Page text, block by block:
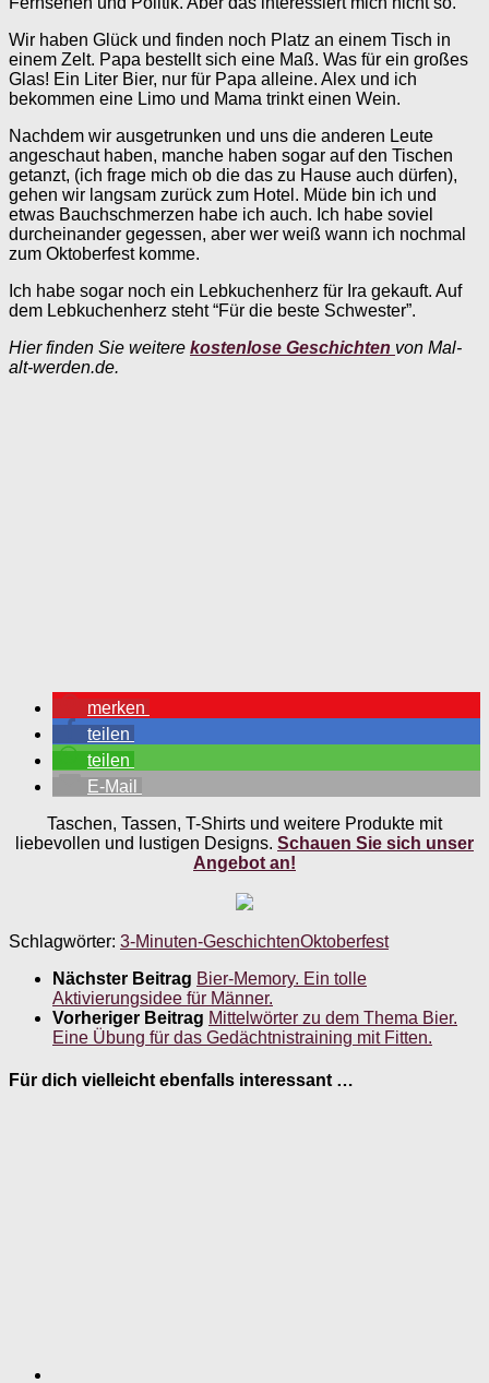
Wir haben Glück und finden noch Platz an einem Tisch in
einem Zelt. Papa bestellt sich eine Maß. Was für ein großes
Glas! Ein Liter Bier, nur für Papa alleine. Alex und ich
bekommen eine Limo und Mama trinkt einen Wein.
Nachdem wir ausgetrunken und uns die anderen Leute
angeschaut haben, manche haben sogar auf den Tischen
getanzt, (ich frage mich ob die das zu Hause auch dürfen),
gehen wir langsam zurück zum Hotel. Müde bin ich und
etwas Bauchschmerzen habe ich auch. Ich habe soviel
durcheinander gegessen, aber wer weiß wann ich nochmal
zum Oktoberfest komme.
Ich habe sogar noch ein Lebkuchenherz für Ira gekauft. Auf
dem Lebkuchenherz steht “Für die beste Schwester”.
Hier finden Sie weitere kostenlose Geschichten von Mal-
alt-werden.de.
merken
teilen
teilen
E-Mail
Taschen, Tassen, T-Shirts und weitere Produkte mit
liebevollen und lustigen Designs. Schauen Sie sich unser
Angebot an!
Schlagwörter: 3-Minuten-GeschichtenOktoberfest
Nächster Beitrag Bier-Memory. Ein tolle
Aktivierungsidee für Männer.
Vorheriger Beitrag Mittelwörter zu dem Thema Bier.
Eine Übung für das Gedächtnistraining mit Fitten.
Für dich vielleicht ebenfalls interessant …